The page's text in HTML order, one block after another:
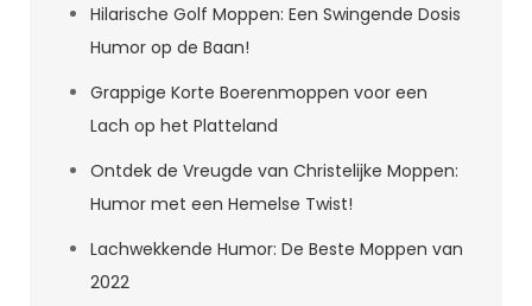
Hilarische Golf Moppen: Een Swingende Dosis
Humor op de Baan!
Grappige Korte Boerenmoppen voor een
Lach op het Platteland
Ontdek de Vreugde van Christelijke Moppen:
Humor met een Hemelse Twist!
Lachwekkende Humor: De Beste Moppen van
2022